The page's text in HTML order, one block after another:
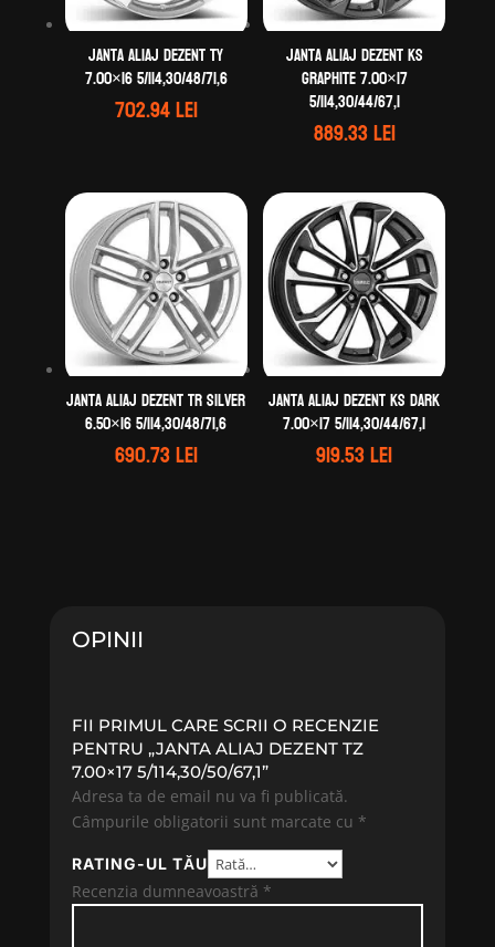
Janta aliaj DEZENT TY
7.00×16 5/114,30/48/71,6
702.94lei
Janta aliaj DEZENT KS
graphite 7.00×17
5/114,30/44/67,1
889.33lei
Janta aliaj DEZENT TR silver
6.50×16 5/114,30/48/71,6
690.73lei
Janta aliaj DEZENT KS dark
7.00×17 5/114,30/44/67,1
919.53lei
OPINII
FII PRIMUL CARE SCRII O RECENZIE
PENTRU „JANTA ALIAJ DEZENT TZ
7.00×17 5/114,30/50/67,1”
Adresa ta de email nu va fi publicată.
Câmpurile obligatorii sunt marcate cu *
RATING-UL TĂU
Recenzia dumneavoastră *